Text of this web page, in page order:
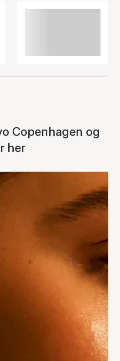
Copenhagen og
her